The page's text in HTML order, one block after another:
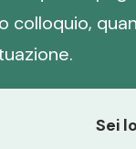
colloquio,
Sei